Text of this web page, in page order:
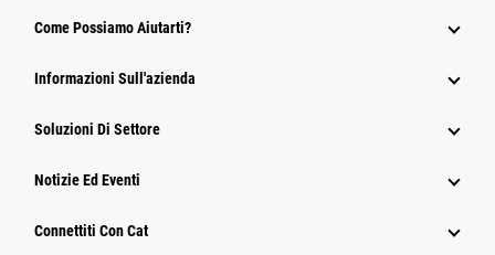
Come Possiamo Aiutarti?
Informazioni Sull'azienda
Soluzioni Di Settore
Notizie Ed Eventi
Connettiti Con Cat